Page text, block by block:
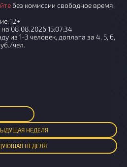
без комиссии свободное время,
12+
08.08.2026 15:07:34
из 1-3 человек, доплата за 4, 5, 6,
чел.
ЫДУЩАЯ НЕДЕЛЯ
УЮЩАЯНЕДЕЛЯ